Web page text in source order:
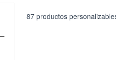
87 productos